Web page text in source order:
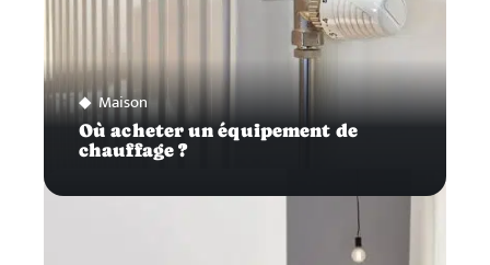
Maison
Où acheter un équipement de
chauffage ?